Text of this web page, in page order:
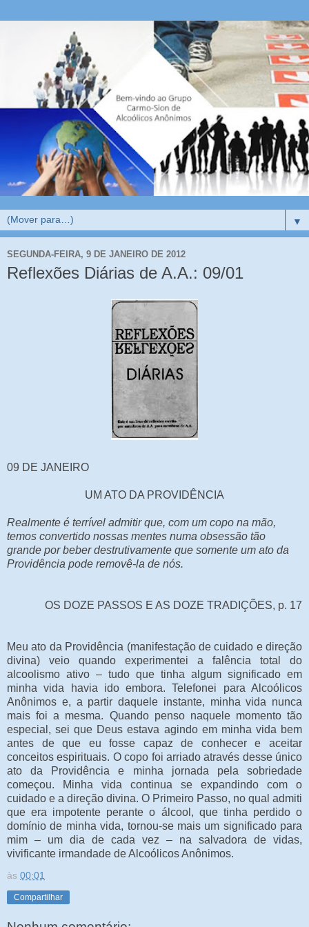
▼
SEGUNDA-FEIRA, 9 DE JANEIRO DE 2012
Reflexões Diárias de A.A.: 09/01
09 DE JANEIRO
UM ATO DA PROVIDÊNCIA
Realmente é terrível admitir que, com um copo na mão,
temos convertido nossas mentes numa obsessão tão
grande por beber destrutivamente que somente um ato da
Providência pode removê-la de nós.
OS DOZE PASSOS E AS DOZE TRADIÇÕES, p. 17
Meu ato da Providência (manifestação de cuidado e direção
divina) veio quando experimentei a falência total do
alcoolismo ativo – tudo que tinha algum significado em
minha vida havia ido embora. Telefonei para Alcoólicos
Anônimos e, a partir daquele instante, minha vida nunca
mais foi a mesma. Quando penso naquele momento tão
especial, sei que Deus estava agindo em minha vida bem
antes de que eu fosse capaz de conhecer e aceitar
conceitos espirituais. O copo foi arriado através desse único
ato da Providência e minha jornada pela sobriedade
começou. Minha vida continua se expandindo com o
cuidado e a direção divina. O Primeiro Passo, no qual admiti
que era impotente perante o álcool, que tinha perdido o
domínio de minha vida, tornou-se mais um significado para
mim – um dia de cada vez – na salvadora de vidas,
vivificante irmandade de Alcoólicos Anônimos.
às 00:01
Compartilhar